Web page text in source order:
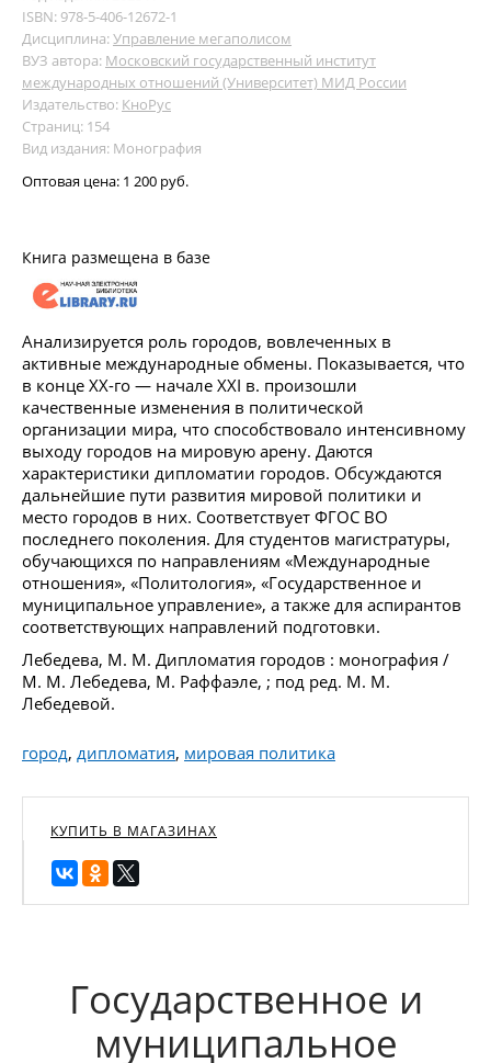
ISBN: 978-5-406-12672-1
Дисциплина:Управление мегаполисом
ВУЗ автора: Московский государственный институт
международных отношений (Университет) МИД России
Издательство: КноРус
Страниц: 154
Вид издания: Монография
Оптовая цена: 1 200 руб.
Книга размещена в базе
Анализируется роль городов, вовлеченных в
активные международные обмены. Показывается, что
в конце ХХ-го — начале ХХI в. произошли
качественные изменения в политической
организации мира, что способствовало интенсивному
выходу городов на мировую арену. Даются
характеристики дипломатии городов. Обсуждаются
дальнейшие пути развития мировой политики и
место городов в них. Соответствует ФГОС ВО
последнего поколения. Для студентов магистратуры,
обучающихся по направлениям «Международные
отношения», «Политология», «Государственное и
муниципальное управление», а также для аспирантов
соответствующих направлений подготовки.
Лебедева, М. М. Дипломатия городов : монография /
М. М. Лебедева, М. Раффаэле, ; под ред. М. М.
Лебедевой.
город, дипломатия, мировая политика
КУПИТЬ В МАГАЗИНАХ
Государственное и
муниципальное